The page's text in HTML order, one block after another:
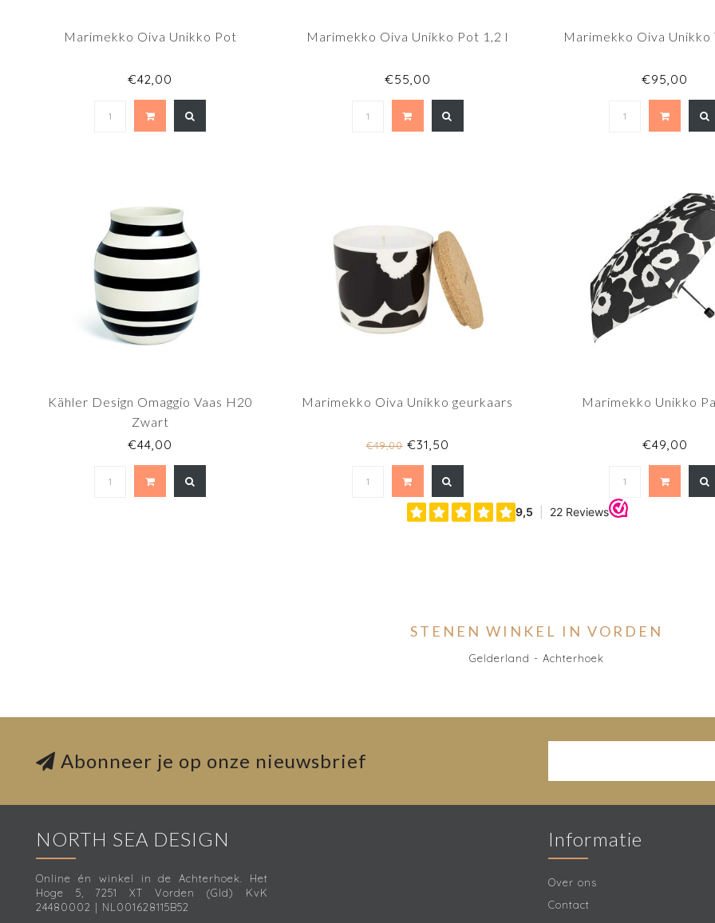
Marimekko Oiva Unikko Pot
€42,00
Marimekko Oiva Unikko Pot 1,2 l
€55,00
Marimekko Oiva
€95,00
Kähler Design Omaggio Vaas H20
Zwart
€44,00
Marimekko Oiva Unikko geurkaars
€49,00€31,50
Marimekko Unikko
€49,00
STENEN WINKEL IN VORDEN
Gelderland - Achterhoek
Abonneer je op onze nieuwsbrief
NORTH SEA DESIGN
Online én winkel in de Achterhoek. Het
Hoge 5, 7251 XT Vorden (Gld) KvK
24480002 | NL001628115B52
Informatie
Over ons
Contact